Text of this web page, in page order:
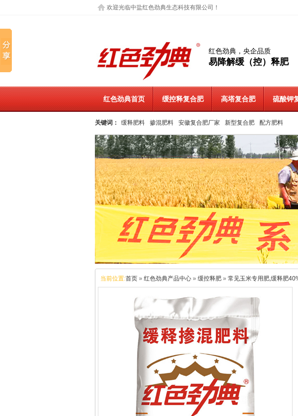
欢迎光临中盐红色劲典生态科技有限公司！
红色劲典，央企品质
易降解缓（控）释肥
红色劲典首页 缓控释复合肥 高塔复合肥 硫酸钾
关键词： 缓释肥料 掺混肥料 安徽复合肥厂家 新型复合肥 配方肥料
当前位置:首页 » 红色劲典产品中心 » 缓控释肥 » 常见玉米专用肥,缓释肥